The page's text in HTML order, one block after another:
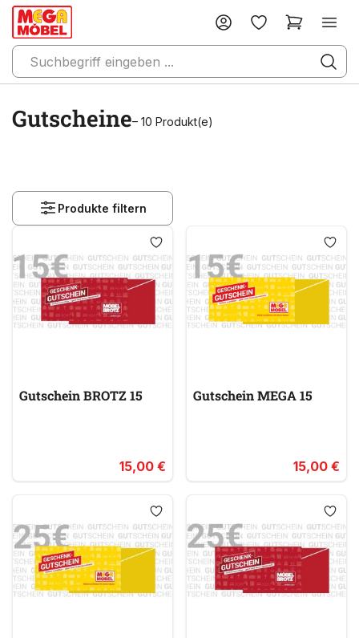
Gutscheine– 10 Produkt(e)
Produkte filtern
Gutschein BROTZ 15
15,00 €
Gutschein MEGA 15
15,00 €